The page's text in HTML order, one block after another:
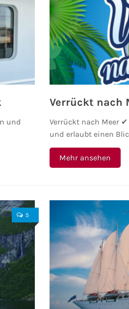
und
Verrückt nach
Verrückt nach Meer
und erlaubt einen
Mehr ansehen
5